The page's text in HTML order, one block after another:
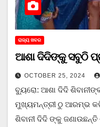
ରାଜ୍ୟ ଖବର
ଆଶା ଦିଦିଙ୍କୁ ସବୁଠି
OCTOBER 25, 2024
ବ୍ୟୁରୋ: ଆଶା ଦିଦି
ମୁଖ୍ୟମନ୍ତ୍ରୀ ଠୁ ଆରମ୍ଭ କରି
ଶିବାନୀ ଦିଦି ଙ୍କୁ ଜଣାଉଛନ୍ତି